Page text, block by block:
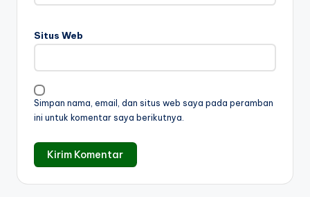
Situs Web
Simpan nama, email, dan situs web saya pada peramban
ini untuk komentar saya berikutnya.